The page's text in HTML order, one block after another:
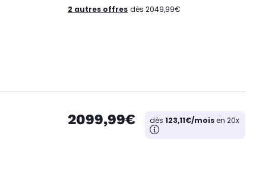
2 autres offres dès 2049,99€
2099,99€ dès 123,11€/moisen 20x